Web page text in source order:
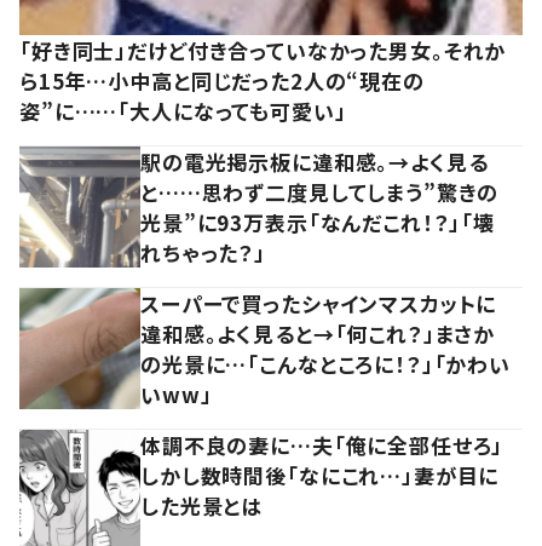
「好き同士」だけど付き合っていなかった男女。それか
ら15年…小中高と同じだった2人の“現在の
姿”に……「大人になっても可愛い」
駅の電光掲示板に違和感。→よく見る
と……思わず二度見してしまう”驚きの
光景”に93万表示「なんだこれ！？」「壊
れちゃった？」
スーパーで買ったシャインマスカットに
違和感。よく見ると→「何これ？」まさか
の光景に…「こんなところに！？」「かわい
いww」
体調不良の妻に…夫「俺に全部任せろ」
しかし数時間後「なにこれ…」妻が目に
した光景とは